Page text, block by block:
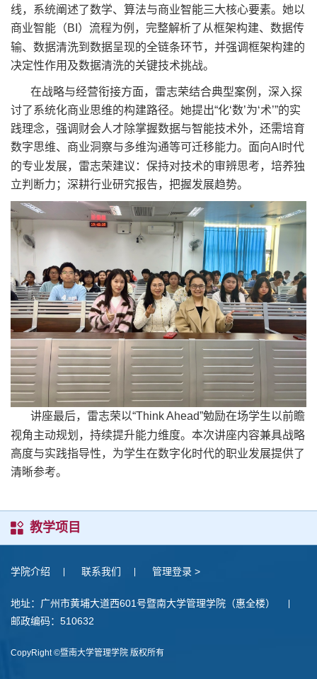
线，系统阐述了数学、算法与商业智能三大核心要素。她以
商业智能（BI ）流程为例，完整解析了从框架构建、数据传
输、数据清洗到数据呈现的全链条环节，并强调框架构建的
决定性作用及数据清洗的关键技术挑战。
在战略与经营衔接方面，雷志荣结合典型案例，深入探
讨了系统化商业思维的构建路径。她提出“化‘数’为‘术’”的实
践理念，强调财会人才除掌握数据与智能技术外，还需培育
数字思维、商业洞察与多维沟通等可迁移能力。面向AI 时代
的专业发展，雷志荣建议：保持对技术的审辨思考，培养独
立判断力；深耕行业研究报告，把握发展趋势。
讲座最后，雷志荣以“Think Ahead”勉励在场学生以前瞻
视角主动规划，持续提升能力维度。本次讲座内容兼具战略
高度与实践指导性，为学生在数字化时代的职业发展提供了
清晰参考。
教学项目
学院介绍 联系我们 管理登录 >
地址：广州市黄埔大道西601号暨南大学管理学院（惠全楼）
邮政编码：510632
CopyRight ©暨南大学管理学院 版权所有